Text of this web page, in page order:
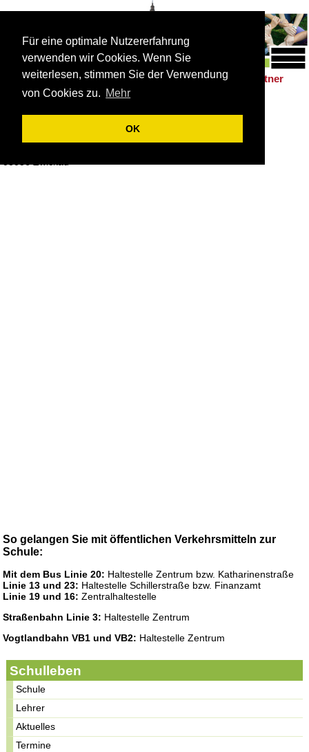
Für eine optimale Nutzererfahrung
verwenden wir Cookies. Wenn Sie
weiterlesen, stimmen Sie der Verwendung
von Cookies zu. Mehr
OK
Schulleben |Förderung | Berufsorientierung Partner
08056 Zwickau
So gelangen Sie mit öffentlichen Verkehrsmitteln zur
Schule:
Mit dem Bus Linie 20: Haltestelle Zentrum bzw. Katharinenstraße
Linie 13 und 23: Haltestelle Schillerstraße bzw. Finanzamt
Linie 19 und 16: Zentralhaltestelle
Straßenbahn Linie 3: Haltestelle Zentrum
Vogtlandbahn VB1 und VB2: Haltestelle Zentrum
Schulleben
Schule
Lehrer
Aktuelles
Termine